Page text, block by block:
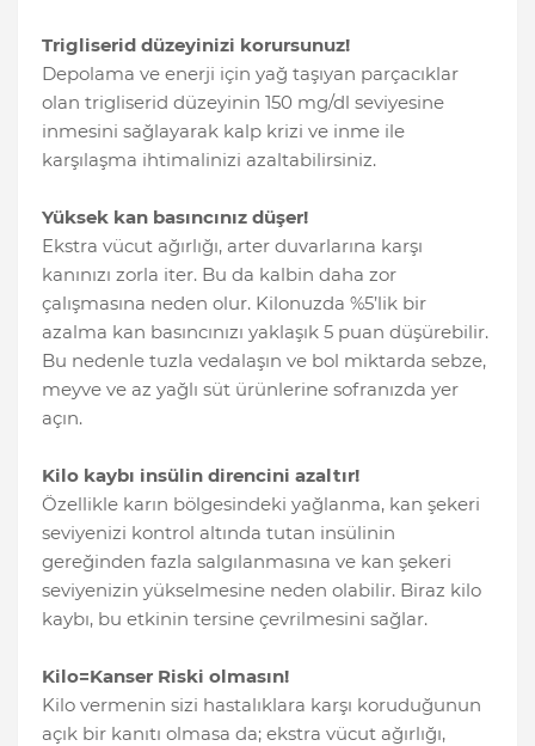
Trigliserid düzeyinizi korursunuz!
Depolama ve enerji için yağ taşıyan parçacıklar
olan trigliserid düzeyinin 150 mg/dl seviyesine
inmesini sağlayarak kalp krizi ve inme ile
karşılaşma ihtimalinizi azaltabilirsiniz.
Yüksek kan basıncınız düşer!
Ekstra vücut ağırlığı, arter duvarlarına karşı
kanınızı zorla iter. Bu da kalbin daha zor
çalışmasına neden olur. Kilonuzda %5’lik bir
azalma kan basıncınızı yaklaşık 5 puan düşürebilir.
Bu nedenle tuzla vedalaşın ve bol miktarda sebze,
meyve ve az yağlı süt ürünlerine sofranızda yer
açın.
Kilo kaybı insülin direncini azaltır!
Özellikle karın bölgesindeki yağlanma, kan şekeri
seviyenizi kontrol altında tutan insülinin
gereğinden fazla salgılanmasına ve kan şekeri
seviyenizin yükselmesine neden olabilir. Biraz kilo
kaybı, bu etkinin tersine çevrilmesini sağlar.
Kilo=Kanser Riski olmasın!
Kilo vermenin sizi hastalıklara karşı koruduğunun
açık bir kanıtı olmasa da; ekstra vücut ağırlığı,